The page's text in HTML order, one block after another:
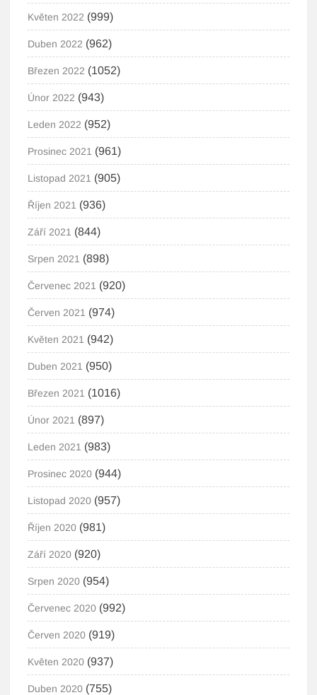
Květen 2022 (999)
Duben 2022 (962)
Březen 2022 (1052)
Únor 2022 (943)
Leden 2022 (952)
Prosinec 2021 (961)
Listopad 2021 (905)
Říjen 2021 (936)
Září 2021 (844)
Srpen 2021 (898)
Červenec 2021 (920)
Červen 2021 (974)
Květen 2021 (942)
Duben 2021 (950)
Březen 2021 (1016)
Únor 2021 (897)
Leden 2021 (983)
Prosinec 2020 (944)
Listopad 2020 (957)
Říjen 2020 (981)
Září 2020 (920)
Srpen 2020 (954)
Červenec 2020 (992)
Červen 2020 (919)
Květen 2020 (937)
Duben 2020 (755)